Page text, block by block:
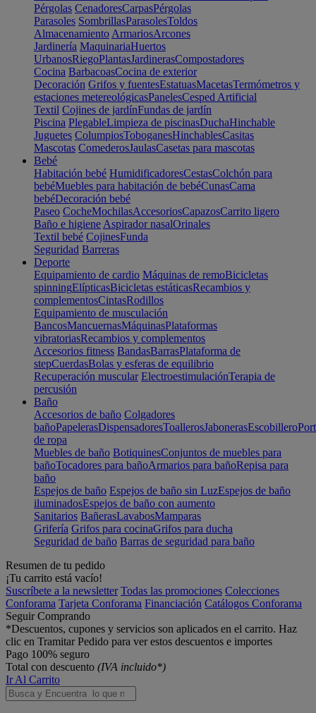
Pérgolas CenadoresCarpasPérgolas
Parasoles SombrillasParasolesToldos
Almacenamiento ArmariosArcones
Jardinería MaquinariaHuertos
UrbanosRiegoPlantasJardinerasCompostadores
Cocina BarbacoasCocina de exterior
Decoración Grifos y fuentesEstatuasMacetasTermómetros y
estaciones metereológicasPanelesCesped Artificial
Textil Cojines de jardínFundas de jardín
Piscina PlegableLimpieza de piscinasDuchaHinchable
Juguetes ColumpiosToboganesHinchablesCasitas
Mascotas ComederosJaulasCasetas para mascotas
Bebé
Habitación bebé HumidificadoresCestasColchón para
bebéMuebles para habitación de bebéCunasCama
bebéDecoración bebé
Paseo CocheMochilasAccesoriosCapazosCarrito ligero
Baño e higiene Aspirador nasalOrinales
Textil bebé CojinesFunda
Seguridad Barreras
Deporte
Equipamiento de cardio Máquinas de remoBicicletas
spinningElípticasBicicletas estáticasRecambios y
complementosCintasRodillos
Equipamiento de musculación
BancosMancuernasMáquinasPlataformas
vibratoriasRecambios y complementos
Accesorios fitness BandasBarrasPlataforma de
stepCuerdasBolas y esferas de equilibrio
Recuperación muscular ElectroestimulaciónTerapia de
percusión
Baño
Accesorios de baño Colgadores
bañoPapelerasDispensadoresToallerosJabonerasEscobillero
de ropa
Muebles de baño BotiquinesConjuntos de muebles para
bañoTocadores para bañoArmarios para bañoRepisa para
baño
Espejos de baño Espejos de baño sin LuzEspejos de baño
iluminadosEspejos de baño con aumento
Sanitarios BañerasLavabosMamparas
Grifería Grifos para cocinaGrifos para ducha
Seguridad de baño Barras de seguridad para baño
Resumen de tu pedido
¡Tu carrito está vacío!
Suscríbete a la newsletter Todas las promociones Colecciones
Conforama Tarjeta Conforama Financiación Catálogos Conforama
Seguir Comprando
*Descuentos, cupones y servicios son aplicados en el carrito. Haz
clic en Tramitar Pedido para ver estos descuentos e importes
Pago 100% seguro
Total con descuento (IVA incluido*)
Ir Al Carrito